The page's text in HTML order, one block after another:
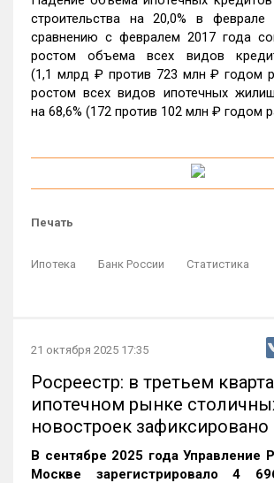
строительства на 20,0% в
сравнению с февралем 2017 года
ростом объема всех видов
(1,1 млрд ₽ против 723 млн ₽ годом
ростом всех видов ипотечных
на 68,6% (172 против 102 млн ₽ годом
Печать
Ипотека Банк России Статистика
21 октября 2025 17:35
Росреестр: в третьем
ипотечном рынке
новостроек
В сентябре 2025 года Управление
Москве зарегистрировало 4